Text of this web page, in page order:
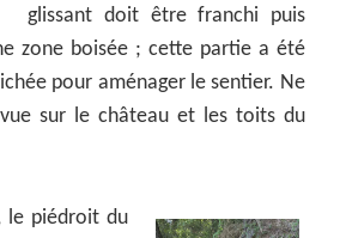
glissant doit être franchi puis
zone boisée ; cette partie a été
pour aménager le sentier. Ne
sur le château et les toits du
le piédroit du